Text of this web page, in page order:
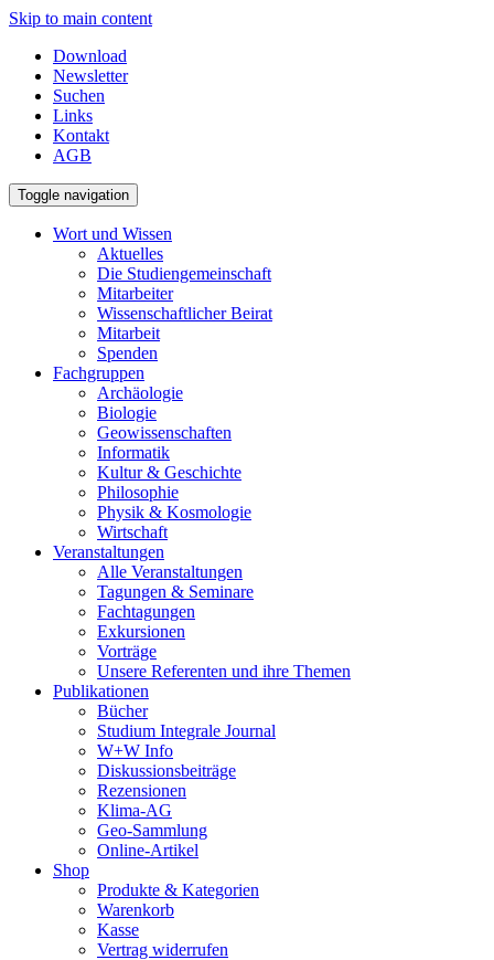
Skip to main content
Download
Newsletter
Suchen
Links
Kontakt
AGB
Toggle navigation
Wort und Wissen
Aktuelles
Die Studiengemeinschaft
Mitarbeiter
Wissenschaftlicher Beirat
Mitarbeit
Spenden
Fachgruppen
Archäologie
Biologie
Geowissenschaften
Informatik
Kultur & Geschichte
Philosophie
Physik & Kosmologie
Wirtschaft
Veranstaltungen
Alle Veranstaltungen
Tagungen & Seminare
Fachtagungen
Exkursionen
Vorträge
Unsere Referenten und ihre Themen
Publikationen
Bücher
Studium Integrale Journal
W+W Info
Diskussionsbeiträge
Rezensionen
Klima-AG
Geo-Sammlung
Online-Artikel
Shop
Produkte & Kategorien
Warenkorb
Kasse
Vertrag widerrufen